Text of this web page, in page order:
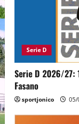
Serie D
Serie D 2026/27:
Fasano
sportjonico 05/